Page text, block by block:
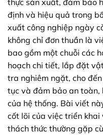
thực sản xuất, đảm bảo
định và hiệu quả trong
xuất công nghiệp ngày
không chỉ đơn thuần là
bao gồm một chuỗi các
hoạch chi tiết, lắp đặt
tra nghiêm ngặt, cho
tục và đảm bảo an
của hệ thống. Bài viết
cốt lõi của việc triển
thách thức thường gặp